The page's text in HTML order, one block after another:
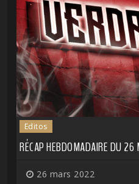
Editos
RÉCAP HEBDOMADAIRE DU
26 mars 2022